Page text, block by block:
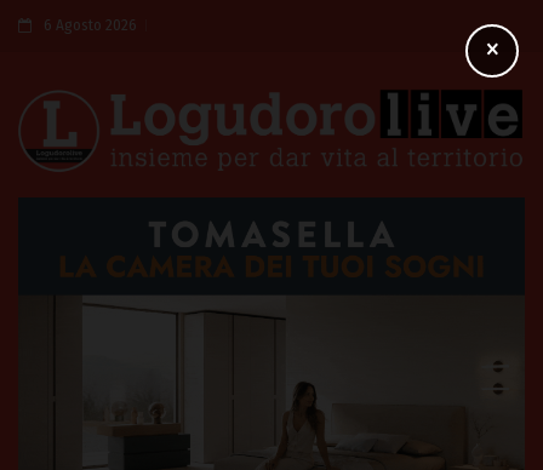
6 Agosto 2026
×